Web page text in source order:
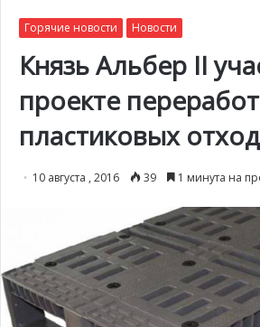
Горячие новости Новости
Князь Альбер II
проекте
пластиковых
10 августа , 2016 39 1 минута на